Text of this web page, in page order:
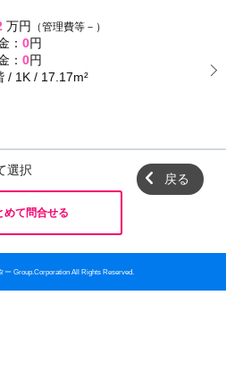
万円 （管理費等－）
： 0円
： 0円
/ 1K / 17.17m²
選択
戻る
めて問合せる
Group.Corporation All Rights Reserved.